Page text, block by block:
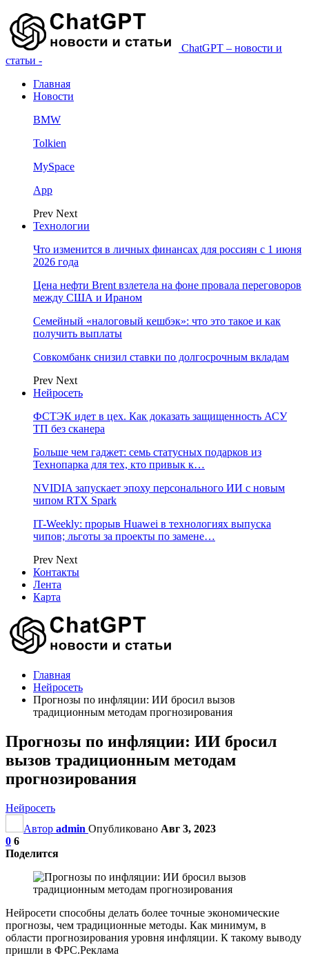
ChatGPT – новости и
статьи -
Главная
Новости
BMW
Tolkien
MySpace
App
Prev Next
Технологии
Что изменится в личных финансах для россиян с 1 июня
2026 года
Цена нефти Brent взлетела на фоне провала переговоров
между США и Ираном
Семейный «налоговый кешбэк»: что это такое и как
получить выплаты
Совкомбанк снизил ставки по долгосрочным вкладам
Prev Next
Нейросеть
ФСТЭК идет в цех. Как доказать защищенность АСУ
ТП без сканера
Больше чем гаджет: семь статусных подарков из
Технопарка для тех, кто привык к…
NVIDIA запускает эпоху персонального ИИ с новым
чипом RTX Spark
IT-Weekly: прорыв Huawei в технологиях выпуска
чипов; льготы за проекты по замене…
Prev Next
Контакты
Лента
Карта
Главная
Нейросеть
Прогнозы по инфляции: ИИ бросил вызов
традиционным методам прогнозирования
Прогнозы по инфляции: ИИ бросил
вызов традиционным методам
прогнозирования
Нейросеть
Автор admin Опубликовано Авг 3, 2023
0 6
Поделится
Нейросети способны делать более точные экономические
прогнозы, чем традиционные методы. Как минимум, в
области прогнозирования уровня инфляции. К такому выводу
пришли в ФРС.Реклама